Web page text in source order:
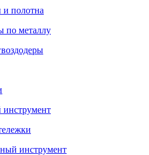
полотна
металлу
инструмент
инструмент